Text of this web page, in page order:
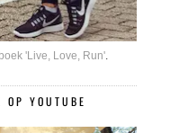
'Live, Love, Run'.
OP YOUTUBE